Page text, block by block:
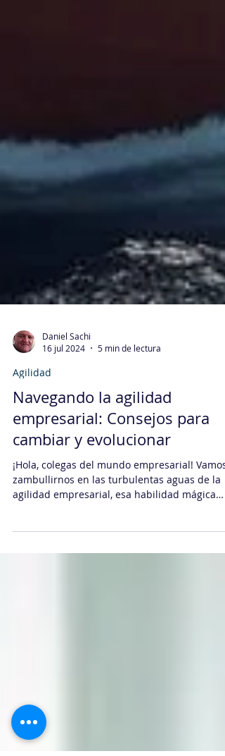
Daniel Sachi
16 jul 2024
5 min de lectura
Agilidad
Navegando la agilidad
empresarial: Consejos para
cambiar y evolucionar
¡Hola, colegas del mundo empresarial! Vamos
agilidad empresarial, esa habilidad mágica